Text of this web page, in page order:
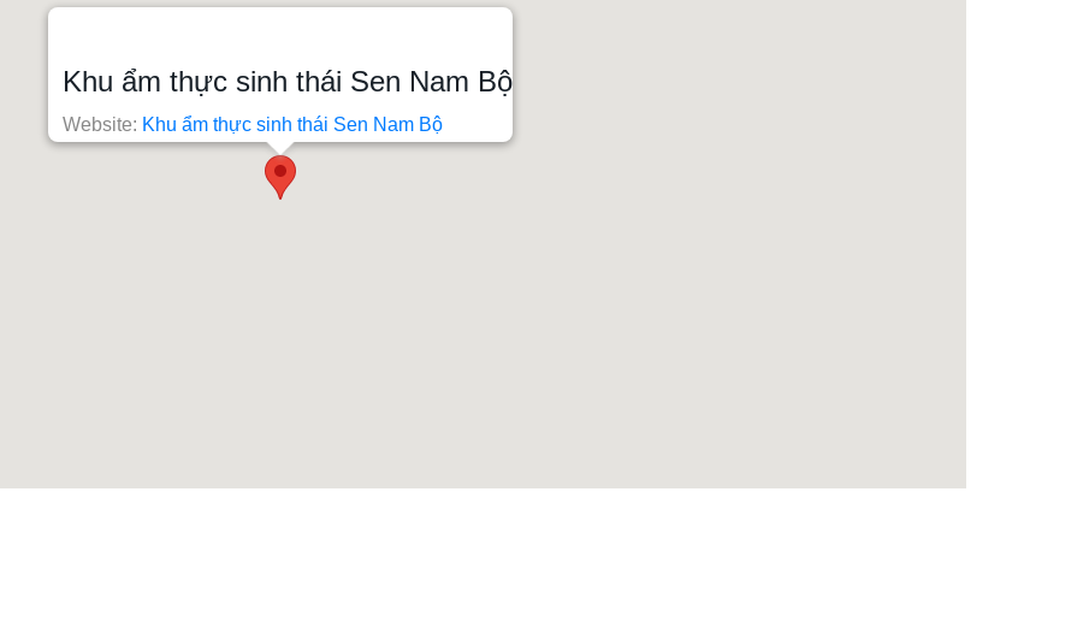
Khu ẩm thực sinh thái Sen Nam Bộ
Website: Khu ẩm thực sinh thái Sen Nam Bộ